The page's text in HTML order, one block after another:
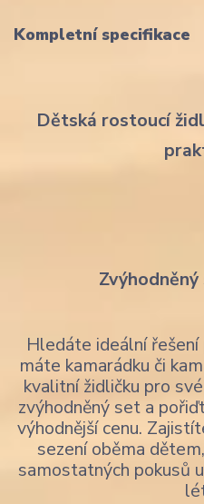
Kompletní specifikace
Dětská rostoucí
Hledáte ideální
máte kamarádku či
kvalitní židličku pro
zvýhodněný set a
výhodnější cenu.
sezení oběma
samostatných pokusů